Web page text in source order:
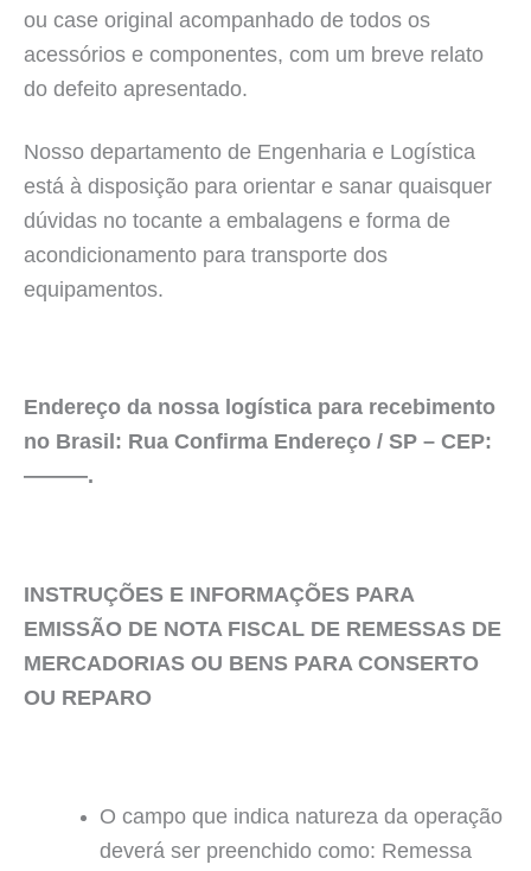
ou case original acompanhado de todos os
acessórios e componentes, com um breve relato
do defeito apresentado.
Nosso departamento de Engenharia e Logística
está à disposição para orientar e sanar quaisquer
dúvidas no tocante a embalagens e forma de
acondicionamento para transporte dos
equipamentos.
Endereço da nossa logística para recebimento
no Brasil: Rua Confirma Endereço / SP – CEP:
———.
INSTRUÇÕES E INFORMAÇÕES PARA
EMISSÃO DE NOTA FISCAL DE REMESSAS DE
MERCADORIAS OU BENS PARA CONSERTO
OU REPARO
O campo que indica natureza da operação
deverá ser preenchido como: Remessa